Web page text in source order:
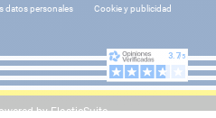
datos personales
Cookie y publicidad
byElasticSuite